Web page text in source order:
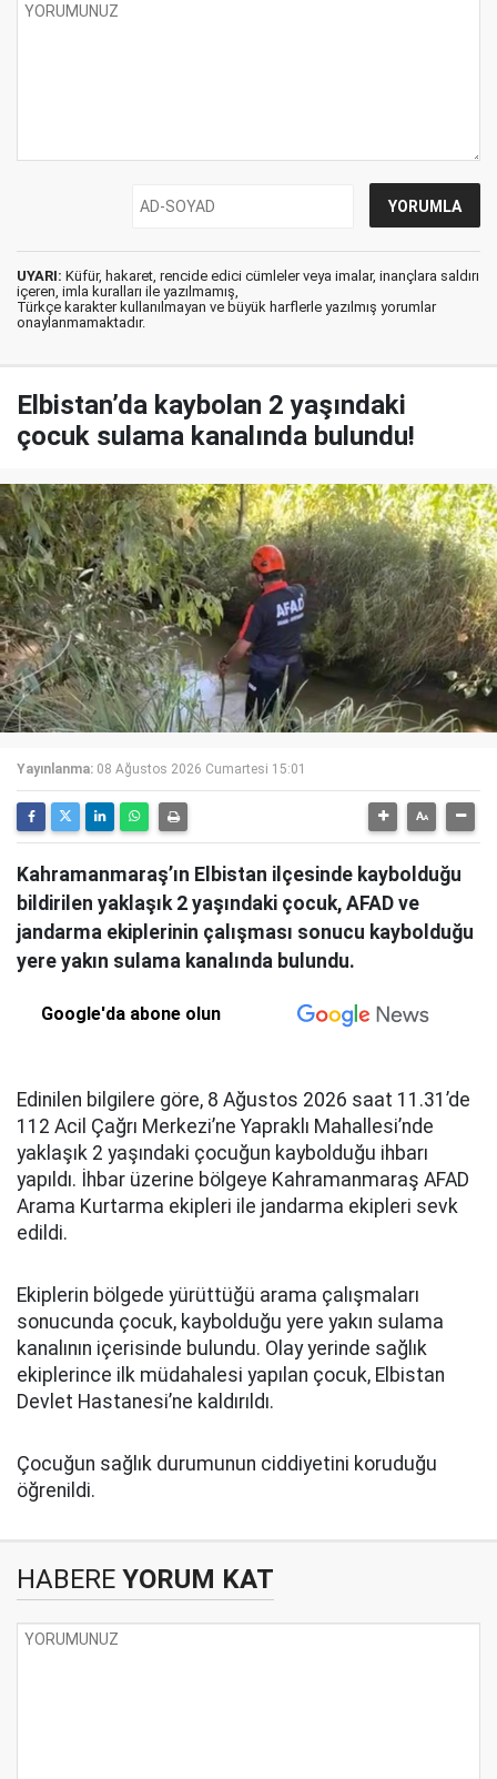
UYARI: Küfür, hakaret, rencide edici cümleler veya imalar, inançlara saldırı
içeren, imla kuralları ile yazılmamış,
Türkçe karakter kullanılmayan ve büyük harflerle yazılmış yorumlar
onaylanmamaktadır.
Elbistan’da kaybolan 2 yaşındaki
çocuk sulama kanalında bulundu!
Yayınlanma: 08 Ağustos 2026 Cumartesi 15:01
Kahramanmaraş’ın Elbistan ilçesinde kaybolduğu
bildirilen yaklaşık 2 yaşındaki çocuk, AFAD ve
jandarma ekiplerinin çalışması sonucu kaybolduğu
yere yakın sulama kanalında bulundu.
Google'da abone olun
Edinilen bilgilere göre, 8 Ağustos 2026 saat 11.31’de
112 Acil Çağrı Merkezi’ne Yapraklı Mahallesi’nde
yaklaşık 2 yaşındaki çocuğun kaybolduğu ihbarı
yapıldı. İhbar üzerine bölgeye Kahramanmaraş AFAD
Arama Kurtarma ekipleri ile jandarma ekipleri sevk
edildi.
Ekiplerin bölgede yürüttüğü arama çalışmaları
sonucunda çocuk, kaybolduğu yere yakın sulama
kanalının içerisinde bulundu. Olay yerinde sağlık
ekiplerince ilk müdahalesi yapılan çocuk, Elbistan
Devlet Hastanesi’ne kaldırıldı.
Çocuğun sağlık durumunun ciddiyetini koruduğu
öğrenildi.
HABERE YORUM KAT